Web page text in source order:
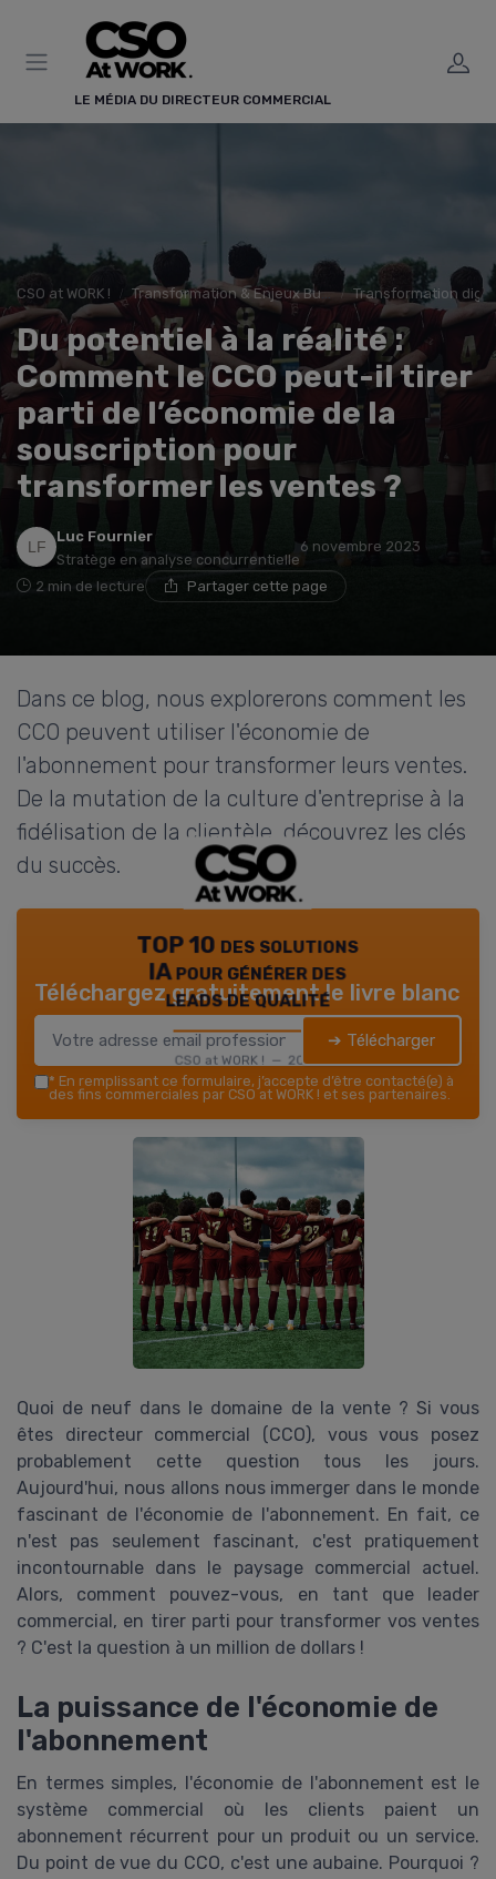
LE MÉDIA DU DIRECTEUR COMMERCIAL
CSO at WORK ! Transformation & Enjeux Business Transformation
Du potentiel à la réalité :
Comment le CCO peut-il tirer
parti de l’économie de la
souscription pour
transformer les ventes ?
Luc Fournier
Stratège en analyse concurrentielle
6 novembre 2023
2 min de lecture Partager cette page
Dans ce blog, nous explorerons comment les
CCO peuvent utiliser l'économie de
l'abonnement pour transformer leurs ventes.
De la mutation de la culture d'entreprise à la
fidélisation de la clientèle, découvrez les clés
du succès.
TOP 10 des solutions
IA pour générer des
leads de qualité
CSO at WORK ! — 2026
Téléchargez gratuitement le livre blanc
➔ Télécharger
* En remplissant ce formulaire, j’accepte d’être contacté(e) à
des fins commerciales par CSO at WORK ! et ses partenaires.
Quoi de neuf dans le domaine de la vente ? Si vous
êtes directeur commercial (CCO), vous vous posez
probablement cette question tous les jours.
Aujourd'hui, nous allons nous immerger dans le monde
fascinant de l'économie de l'abonnement. En fait, ce
n'est pas seulement fascinant, c'est pratiquement
incontournable dans le paysage commercial actuel.
Alors, comment pouvez-vous, en tant que leader
commercial, en tirer parti pour transformer vos ventes
? C'est la question à un million de dollars !
La puissance de l'économie de
l'abonnement
En termes simples, l'économie de l'abonnement est le
système commercial où les clients paient un
abonnement récurrent pour un produit ou un service.
Du point de vue du CCO, c'est une aubaine. Pourquoi ?